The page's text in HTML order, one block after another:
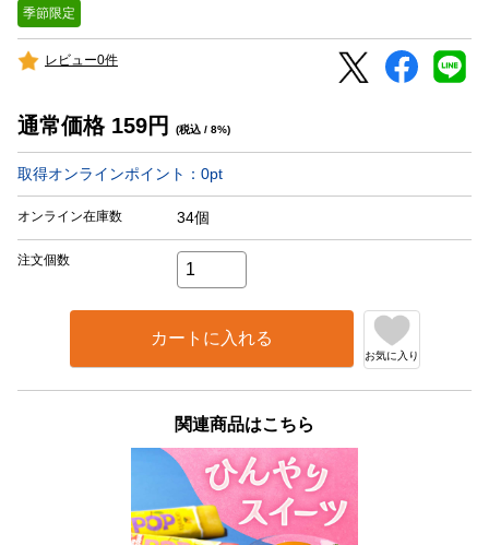
季節限定
レビュー0件
通常価格 159円 (税込 / 8%)
取得オンラインポイント： 0pt
オンライン在庫数 34個
注文個数
カートに入れる
お気に入り
関連商品はこちら